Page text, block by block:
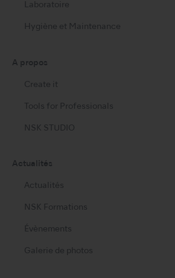
Laboratoire
Hygiène et Maintenance
A propos
Create it
Tools for Professionals
NSK STUDIO
Actualités
Actualités
NSK Formations
Évènements
Galerie de photos